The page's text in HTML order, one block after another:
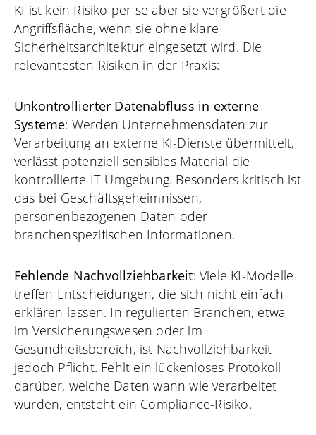
KI ist kein Risiko per se aber sie vergrößert die
Angriffsfläche, wenn sie ohne klare
Sicherheitsarchitektur eingesetzt wird. Die
relevantesten Risiken in der Praxis:
Unkontrollierter Datenabfluss in externe
Systeme: Werden Unternehmensdaten zur
Verarbeitung an externe KI-Dienste übermittelt,
verlässt potenziell sensibles Material die
kontrollierte IT-Umgebung. Besonders kritisch ist
das bei Geschäftsgeheimnissen,
personenbezogenen Daten oder
branchenspezifischen Informationen.
Fehlende Nachvollziehbarkeit: Viele KI-Modelle
treffen Entscheidungen, die sich nicht einfach
erklären lassen. In regulierten Branchen, etwa
im Versicherungswesen oder im
Gesundheitsbereich, ist Nachvollziehbarkeit
jedoch Pflicht. Fehlt ein lückenloses Protokoll
darüber, welche Daten wann wie verarbeitet
wurden, entsteht ein Compliance-Risiko.